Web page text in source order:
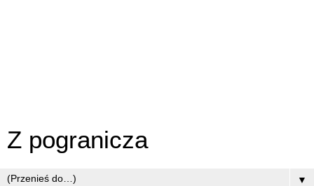
Z pogranicza
▼